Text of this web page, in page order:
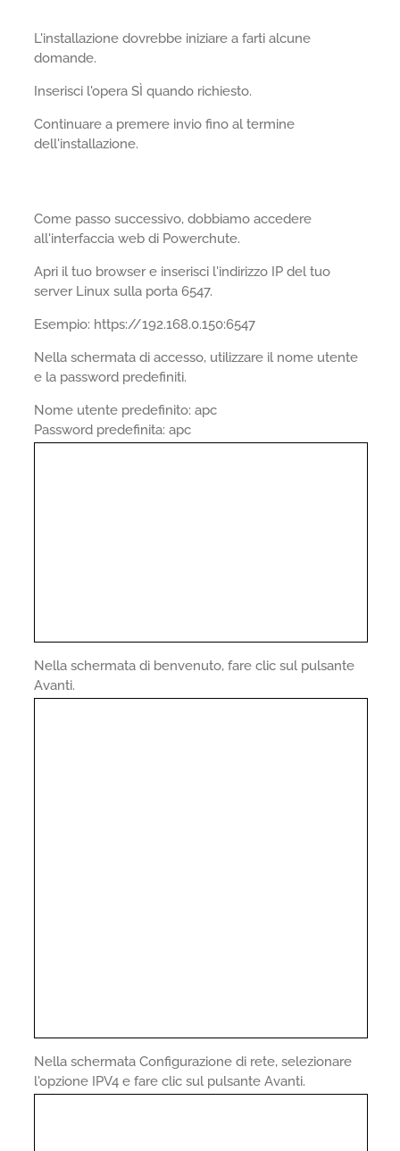
L'installazione dovrebbe iniziare a farti alcune
domande.
Inserisci l'opera SÌ quando richiesto.
Continuare a premere invio fino al termine
dell'installazione.
Come passo successivo, dobbiamo accedere
all'interfaccia web di Powerchute.
Apri il tuo browser e inserisci l'indirizzo IP del tuo
server Linux sulla porta 6547.
Esempio: https://192.168.0.150:6547
Nella schermata di accesso, utilizzare il nome utente
e la password predefiniti.
Nome utente predefinito: apc
Password predefinita: apc
Nella schermata di benvenuto, fare clic sul pulsante
Avanti.
Nella schermata Configurazione di rete, selezionare
l'opzione IPV4 e fare clic sul pulsante Avanti.